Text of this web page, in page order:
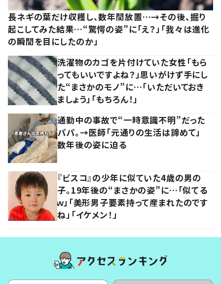
長ネギの葉だけ収穫し、数年間放置…→その後、掘り
起こしてみた結果…“驚愕の姿”に「え？」「我々は進化
の瞬間を目にしたのか」
洗濯物のカゴを片付けていた女性「もら
ってもいいですよね？」思いがけず手にし
た“まさかのモノ”に…「いただいておき
ましょう」「もちろん！」
通勤中の事故で“一時意識不明”だった
パパ。→医師「元通りの生活は諦めて」
数年後の姿に迫る
『ビスコ』の少年に似ていた4歳の男の
子。19年後の“まさかの姿”に…「似てる
ｗ」「美形男子要素持って産まれたのです
ね」「イケメン！」